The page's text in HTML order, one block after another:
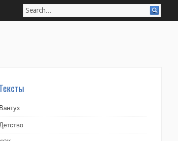
Тексты
Вантуз